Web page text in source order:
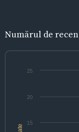
Numărul de
15
20
25